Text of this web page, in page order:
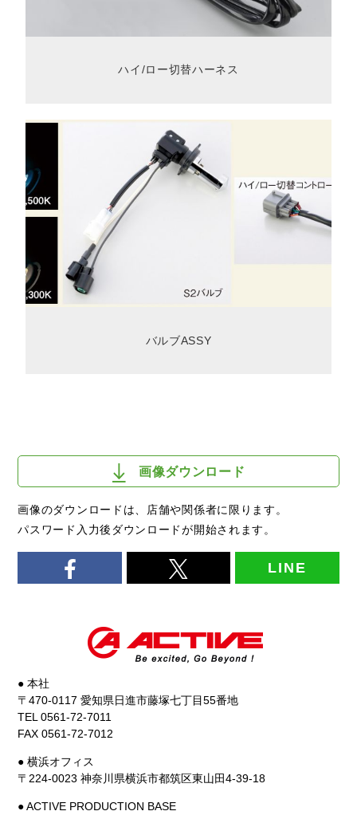
ハイ/ロー切替ハーネス
バルブASSY
画像ダウンロード
画像のダウンロードは、店舗や関係者に限ります。
パスワード入力後ダウンロードが開始されます。
LINE
● 本社
〒470-0117 愛知県日進市藤塚七丁目55番地
TEL 0561-72-7011
FAX 0561-72-7012
● 横浜オフィス
〒224-0023 神奈川県横浜市都筑区東山田4-39-18
● ACTIVE PRODUCTION BASE